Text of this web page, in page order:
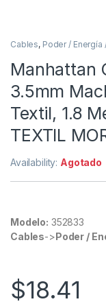
Cables, Poder / Energía
Manhattan
3.5mm
Textil, 1.8
TEXTIL
Availability: Agotado
Modelo: 352833
Cables->Poder /
$18.41